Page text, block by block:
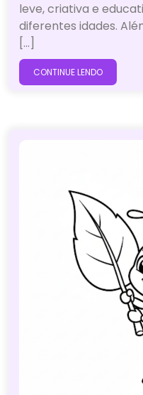
leve, criativa e
diferentes idades.
[...]
CONTINUE LENDO